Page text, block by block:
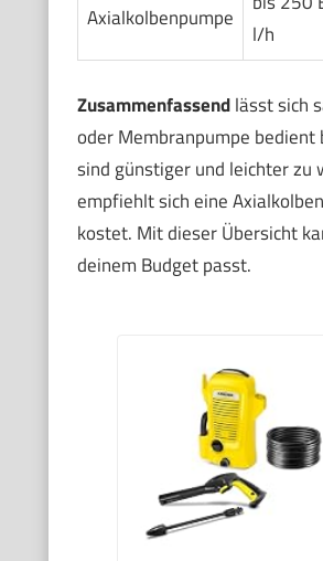
Axialkolbenpumpe
l/h
Zusammenfassendlässt sich
oder Membranpumpe
sind günstiger und leichter zu
empfiehlt sich eine
kostet. Mit dieser Übersicht
deinem Budget passt.